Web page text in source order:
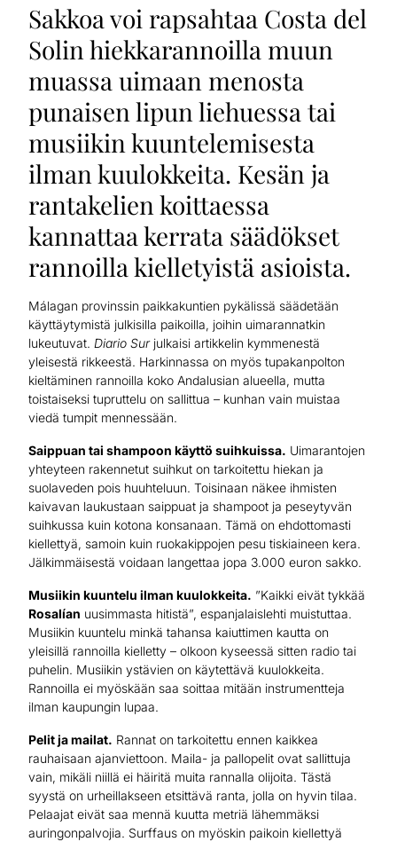
Sakkoa voi rapsahtaa Costa del
Solin hiekkarannoilla muun
muassa uimaan menosta
punaisen lipun liehuessa tai
musiikin kuuntelemisesta
ilman kuulokkeita. Kesän ja
rantakelien koittaessa
kannattaa kerrata säädökset
rannoilla kielletyistä asioista.
Málagan provinssin paikkakuntien pykälissä säädetään
käyttäytymistä julkisilla paikoilla, joihin uimarannatkin
lukeutuvat. Diario Surjulkaisi artikkelin kymmenestä
yleisestä rikkeestä. Harkinnassa on myös tupakanpolton
kieltäminen rannoilla koko Andalusian alueella, mutta
toistaiseksi tupruttelu on sallittua – kunhan vain muistaa
viedä tumpit mennessään.
Saippuan tai shampoon käyttö suihkuissa. Uimarantojen
yhteyteen rakennetut suihkut on tarkoitettu hiekan ja
suolaveden pois huuhteluun. Toisinaan näkee ihmisten
kaivavan laukustaan saippuat ja shampoot ja peseytyvän
suihkussa kuin kotona konsanaan. Tämä on ehdottomasti
kiellettyä, samoin kuin ruokakippojen pesu tiskiaineen kera.
Jälkimmäisestä voidaan langettaa jopa 3.000 euron sakko.
Musiikin kuuntelu ilman kuulokkeita. ”Kaikki eivät tykkää
Rosalían uusimmasta hitistä”, espanjalaislehti muistuttaa.
Musiikin kuuntelu minkä tahansa kaiuttimen kautta on
yleisillä rannoilla kielletty – olkoon kyseessä sitten radio tai
puhelin. Musiikin ystävien on käytettävä kuulokkeita.
Rannoilla ei myöskään saa soittaa mitään instrumentteja
ilman kaupungin lupaa.
Pelit ja mailat. Rannat on tarkoitettu ennen kaikkea
rauhaisaan ajanviettoon. Maila- ja pallopelit ovat sallittuja
vain, mikäli niillä ei häiritä muita rannalla olijoita. Tästä
syystä on urheillakseen etsittävä ranta, jolla on hyvin tilaa.
Pelaajat eivät saa mennä kuutta metriä lähemmäksi
auringonpalvojia. Surffaus on myöskin paikoin kiellettyä